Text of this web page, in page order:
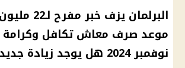
البرلمان يزف
موعد صرف معاش تكافل
نوفمبر 2024 هل يوجد زيادة جديدة ؟